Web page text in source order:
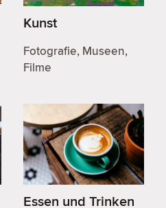
Kunst
Fotografie, Museen,
Filme
Essen und Trinken